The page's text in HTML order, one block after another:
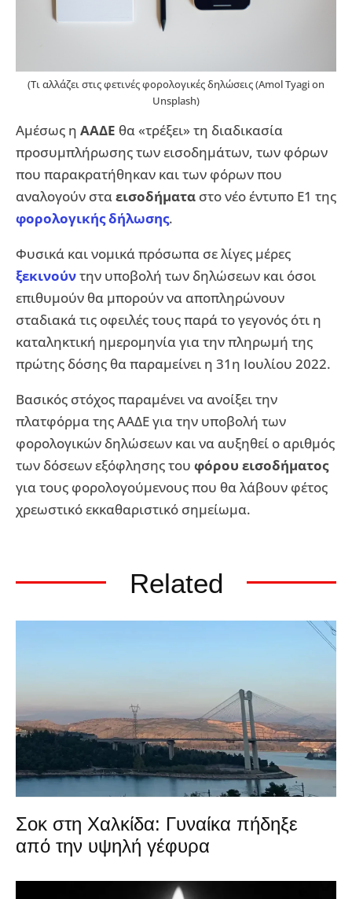
(Τι αλλάζει στις φετινές φορολογικές δηλώσεις (Amol Tyagi on
Unsplash)
Αμέσως η ΑΑΔΕ θα «τρέξει» τη διαδικασία
προσυμπλήρωσης των εισοδημάτων, των φόρων
που παρακρατήθηκαν και των φόρων που
αναλογούν σταεισοδήματα στο νέο έντυπο Ε1 της
φορολογικής δήλωσης.
Φυσικά και νομικά πρόσωπα σε λίγες μέρες
ξεκινούντην υποβολή των δηλώσεων και όσοι
επιθυμούν θα μπορούν να αποπληρώνουν
σταδιακά τις οφειλές τους παρά το γεγονός ότι η
καταληκτική ημερομηνία για την πληρωμή της
πρώτης δόσης θα παραμείνει η 31η Ιουλίου 2022.
Βασικός στόχος παραμένει να ανοίξει την
πλατφόρμα της ΑΑΔΕ για την υποβολή των
φορολογικών δηλώσεων και να αυξηθεί ο αριθμός
των δόσεων εξόφλησης του φόρου εισοδήματος
για τους φορολογούμενους που θα λάβουν φέτος
χρεωστικό εκκαθαριστικό σημείωμα.
Related
Σοκ στη Χαλκίδα: Γυναίκα πήδηξε
από την υψηλή γέφυρα